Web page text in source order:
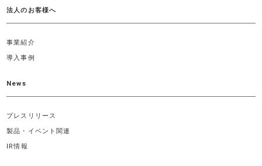
法人のお客様へ
事業紹介
導入事例
News
プレスリリース
製品・イベント関連
IR情報